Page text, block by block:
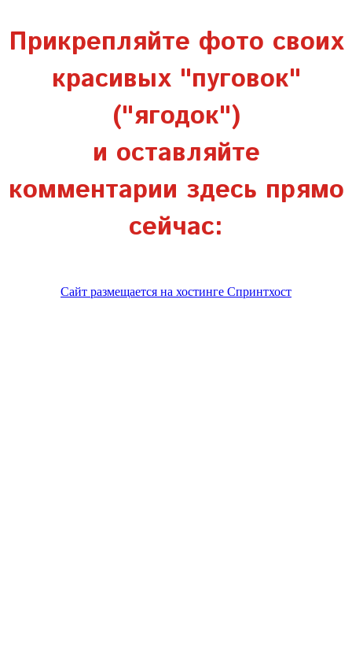
Прикрепляйте фото своих
красивых "пуговок"
("ягодок")
и оставляйте
комментарии здесь прямо
сейчас:
Сайт размещается на хостинге Спринтхост